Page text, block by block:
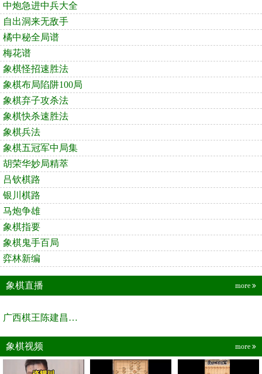
中炮急进中兵大全
自出洞来无敌手
橘中秘全局谱
梅花谱
象棋怪招速胜法
象棋布局陷阱100局
象棋弃子攻杀法
象棋快杀速胜法
象棋兵法
象棋五冠军中局集
胡荣华妙局精萃
吕钦棋路
银川棋路
马炮争雄
象棋指要
象棋鬼手百局
弈林新编
象棋直播 more
广西棋王陈建昌直播间
象棋视频 more